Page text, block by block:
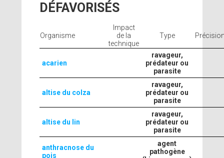
DÉFAVORISÉS
Organisme
Impact
de la
technique
Type
acarien
ravageur,
prédateur ou
parasite
altise du colza
ravageur,
prédateur ou
parasite
altise du lin
ravageur,
prédateur ou
parasite
anthracnose du
pois
agent
pathogène